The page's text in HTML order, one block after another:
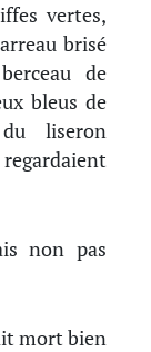
vertes,
brisé
de
bleus de
liseron
non pas
mort bien